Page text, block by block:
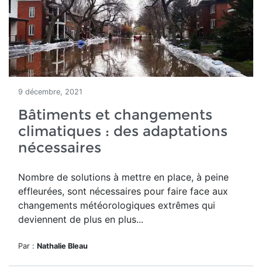
9 décembre, 2021
Bâtiments et changements
climatiques : des adaptations
nécessaires
Nombre de solutions à mettre en place, à peine
effleurées, sont nécessaires pour faire face aux
changements météorologiques extrêmes qui
deviennent de plus en plus...
Par : Nathalie Bleau